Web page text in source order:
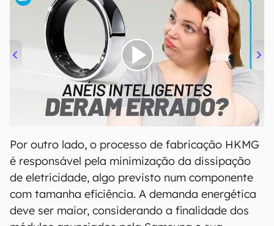
00:00/21:11
Por outro lado, o processo de fabricação HKMG
é responsável pela minimização da dissipação
de eletricidade, algo previsto num componente
com tamanha eficiência. A demanda energética
deve ser maior, considerando a finalidade dos